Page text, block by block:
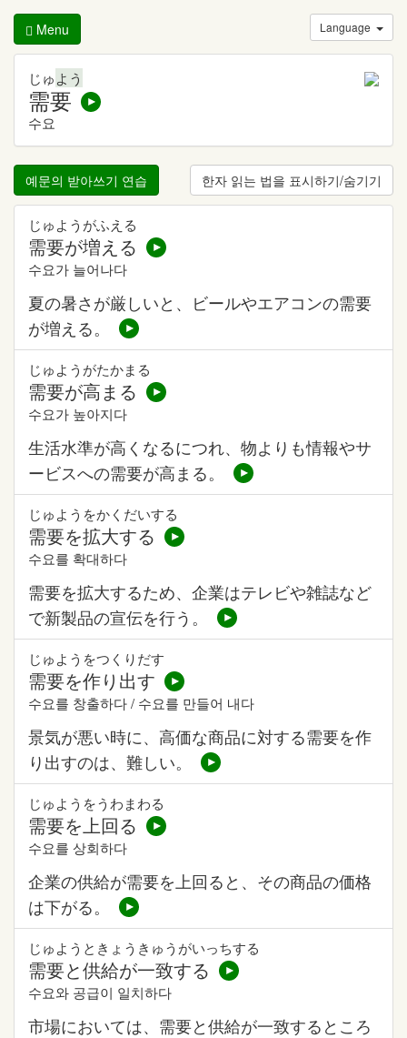
Menu Language
じゅよう
需要
수요
한자 읽는 법을 표시하기/숨기기
예문의 받아쓰기 연습
じゅようがふえる
需要が増える
수요가 늘어나다
夏の暑さが厳しいと、ビールやエアコンの需要
が増える。
じゅようがたかまる
需要が高まる
수요가 높아지다
生活水準が高くなるにつれ、物よりも情報やサ
ービスへの需要が高まる。
じゅようをかくだいする
需要を拡大する
수요를 확대하다
需要を拡大するため、企業はテレビや雑誌など
で新製品の宣伝を行う。
じゅようをつくりだす
需要を作り出す
수요를 창출하다 / 수요를 만들어 내다
景気が悪い時に、高価な商品に対する需要を作
り出すのは、難しい。
じゅようをうわまわる
需要を上回る
수요를 상회하다
企業の供給が需要を上回ると、その商品の価格
は下がる。
じゅようときょうきゅうがいっちする
需要と供給が一致する
수요와 공급이 일치하다
市場においては、需要と供給が一致するところ